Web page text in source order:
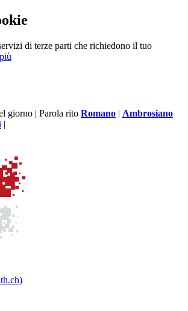
di terze parti che richiedono il tuo
giorno | Parola rito Romano | Ambrosiano
|